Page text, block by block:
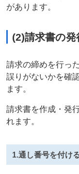
があります。
(2)請求書の発
請求の締めを行っ
誤りがないかを確
ます。
請求書を作成・発
れます。
1.通し番号を付け